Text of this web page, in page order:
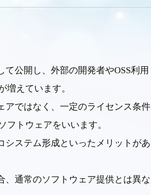
て公開し、外部の開発者やOSS利用
増えています。
アではなく、一定のライセンス条件
トウェアをいいます。
システム形成といったメリットがあ
、通常のソフトウェア提供とは異な